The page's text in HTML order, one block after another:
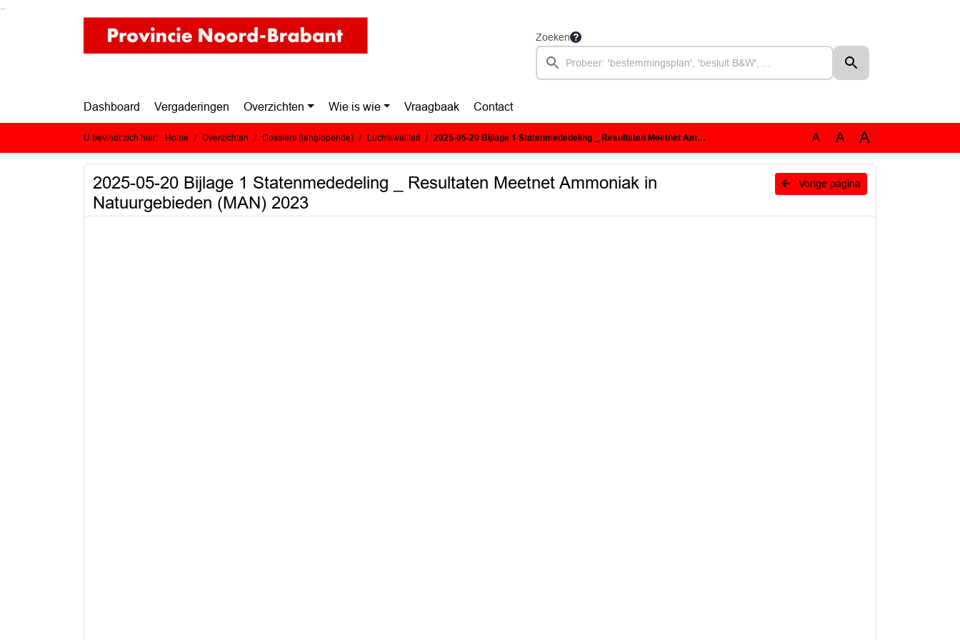
Ga naar de inhoud van deze pagina
Ga naar het zoeken
Ga naar het menu
Zoeken
Dashboard Vergaderingen Overzichten Wie is wie Vraagbaak Contact
U bevindt zich hier: Home Overzichten Dossiers (langlopende) Luchtkwaliteit 2025-05-20 Bijlage 1 Statenmededeling _ Resultaten Meetnet Ammoniak in Natuurgebieden (MAN) 2023 A A A
Vorige pagina
2025-05-20 Bijlage 1 Statenmededeling _ Resultaten Meetnet Ammoniak in
Natuurgebieden (MAN) 2023